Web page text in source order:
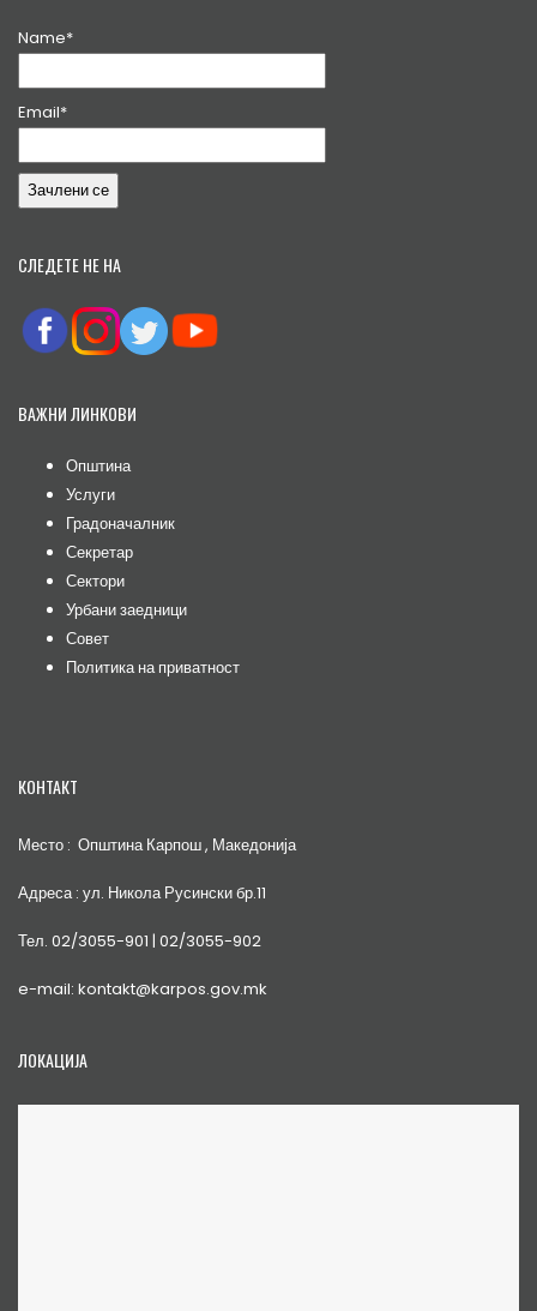
Name*
Email*
СЛЕДЕТЕ НЕ НА
ВАЖНИ ЛИНКОВИ
Општина
Услуги
Градоначалник
Секретар
Сектори
Урбани заедници
Совет
Политика на приватност
КОНТАКТ
Место : Општина Карпош , Македонија
Адреса : ул. Никола Русински бр.11
Тел. 02/3055-901 | 02/3055-902
e-mail: kontakt@karpos.gov.mk
ЛОКАЦИЈА